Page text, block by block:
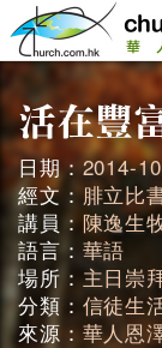
日期：2014-
經文：腓立比
講員： 陳逸生
語言： 華語
場所： 主日崇
分類： 信徒生
來源： 華人恩